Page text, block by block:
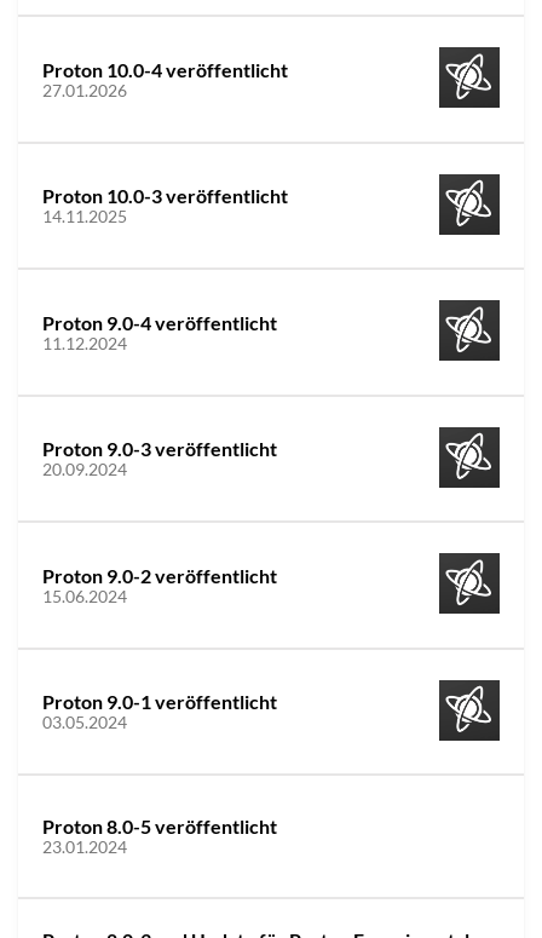
Proton 10.0-4 veröffentlicht
27.01.2026
Proton 10.0-3 veröffentlicht
14.11.2025
Proton 9.0-4 veröffentlicht
11.12.2024
Proton 9.0-3 veröffentlicht
20.09.2024
Proton 9.0-2 veröffentlicht
15.06.2024
Proton 9.0-1 veröffentlicht
03.05.2024
Proton 8.0-5 veröffentlicht
23.01.2024